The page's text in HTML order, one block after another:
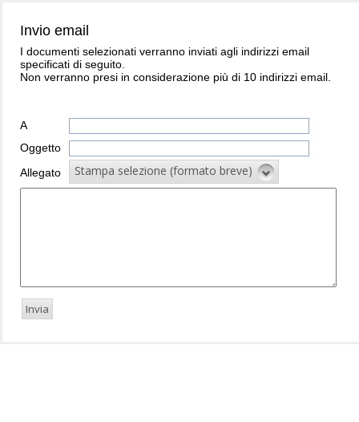
Invio email
I documenti selezionati verranno inviati agli indirizzi email
specificati di seguito.
Non verranno presi in considerazione più di 10 indirizzi email.
A
Oggetto
Allegato
Stampa selezione (formato breve)